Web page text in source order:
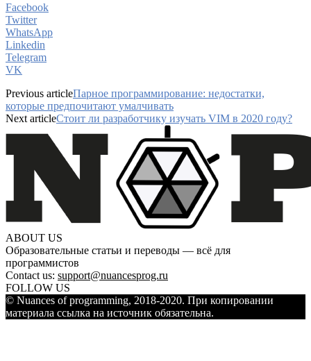
Facebook
Twitter
WhatsApp
Linkedin
Telegram
VK
Previous articleПарное программирование: недостатки,
которые предпочитают умалчивать
Next articleСтоит ли разработчику изучать VIM в 2020 году?
ABOUT US
Образовательные статьи и переводы — всё для
программистов
Contact us: support@nuancesprog.ru
FOLLOW US
© Nuances of programming, 2018-2020. При копировании
материала ссылка на источник обязательна.